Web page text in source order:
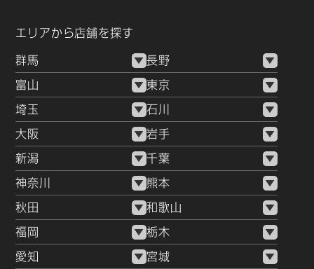
エリアから店舗を探す
群馬 長野
富山 東京
埼玉 石川
大阪 岩手
新潟 千葉
神奈川 熊本
秋田 和歌山
福岡 栃木
愛知 宮城